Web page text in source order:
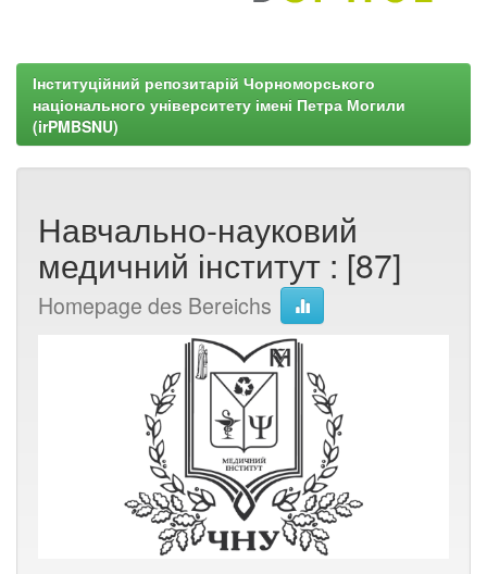
Інституційний репозитарій Чорноморського
національного університету імені Петра Могили
(irPMBSNU)
Навчально-науковий
медичний інститут : [87]
Homepage des Bereichs